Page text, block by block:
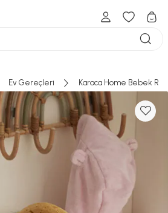
Ev Gereçleri Karaca Home Bebek